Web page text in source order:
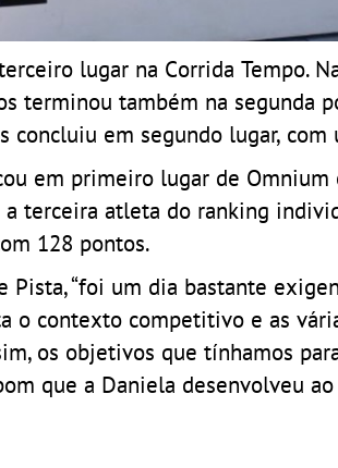
lugar na Corrida Tempo.
terminou também na segunda
concluiu em segundo lugar,
em primeiro lugar de
terceira atleta do ranking
128 pontos.
Pista, “foi um dia bastante
o contexto competitivo e as
os objetivos que tínhamos
que a Daniela desenvolveu